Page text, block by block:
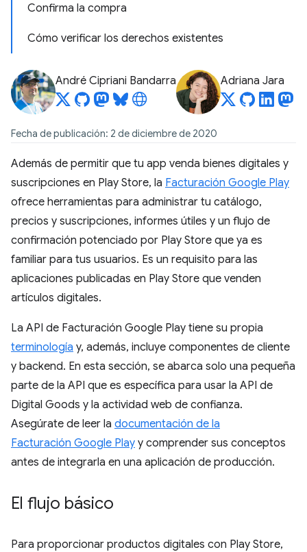
Confirma la compra
Cómo verificar los derechos existentes
André Cipriani Bandarra Adriana Jara
Fecha de publicación: 2 de diciembre de 2020
Además de permitir que tu app venda bienes digitales y
suscripciones en Play Store, la Facturación Google Play
ofrece herramientas para administrar tu catálogo,
precios y suscripciones, informes útiles y un flujo de
confirmación potenciado por Play Store que ya es
familiar para tus usuarios. Es un requisito para las
aplicaciones publicadas en Play Store que venden
artículos digitales.
La API de Facturación Google Play tiene su propia
terminología y, además, incluye componentes de cliente
y backend. En esta sección, se abarca solo una pequeña
parte de la API que es específica para usar la API de
Digital Goods y la actividad web de confianza.
Asegúrate de leer la documentación de la
Facturación Google Play y comprender sus conceptos
antes de integrarla en una aplicación de producción.
El flujo básico
Para proporcionar productos digitales con Play Store,